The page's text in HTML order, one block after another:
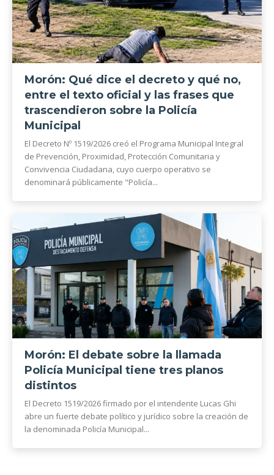
Morón: Qué dice el decreto y qué no,
entre el texto oficial y las frases que
trascendieron sobre la Policía
Municipal
El Decreto Nº 1519/2026 creó el Programa Municipal Integral
de Prevención, Proximidad, Protección Comunitaria y
Convivencia Ciudadana, cuyo cuerpo operativo se
denominará públicamente "Policía...
Morón: El debate sobre la llamada
Policía Municipal tiene tres planos
distintos
El Decreto 1519/2026 firmado por el intendente Lucas Ghi
abre un fuerte debate político y jurídico sobre la creación de
la denominada Policía Municipal...